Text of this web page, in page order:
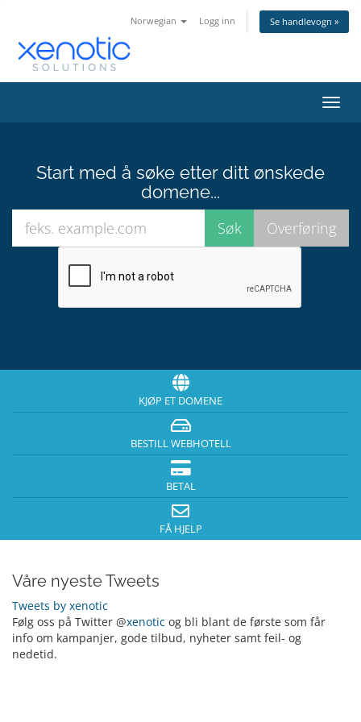
Norwegian Logg inn Se handlevogn »
Bytt
Start med å søke etter ditt ønskede
domene...
KJØP ET DOMENE
BESTILL WEBHOTELL
BETAL
FÅ HJELP
Våre nyeste Tweets
Tweets by xenotic
Følg oss på Twitter @xenotic og bli blant de første som får
info om kampanjer, gode tilbud, nyheter samt feil- og
nedetid.